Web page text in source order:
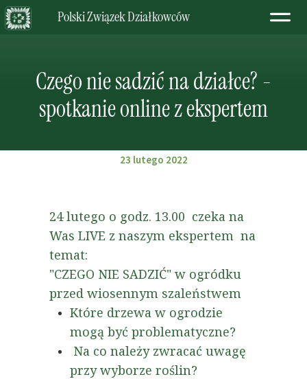
Polski Związek Działkowców
Czego nie sadzić na działce? -
spotkanie online z ekspertem
23 lutego 2022
24 lutego o godz. 13.00 czeka na
Was LIVE z naszym ekspertem na
temat:
"CZEGO NIE SADZIĆ" w ogródku
przed wiosennym szaleństwem
Które drzewa w ogrodzie
mogą być problematyczne?
Na co należy zwracać uwagę
przy wyborze roślin?